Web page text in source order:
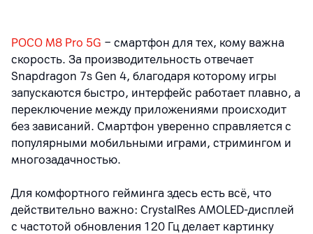
POCO M8 Pro 5G − смартфон для тех, кому важна
скорость. За производительность отвечает
Snapdragon 7s Gen 4, благодаря которому игры
запускаются быстро, интерфейс работает плавно, а
переключение между приложениями происходит
без зависаний. Смартфон уверенно справляется с
популярными мобильными играми, стримингом и
многозадачностью.
Для комфортного гейминга здесь есть всё, что
действительно важно: CrystalRes AMOLED-дисплей
с частотой обновления 120 Гц делает картинку